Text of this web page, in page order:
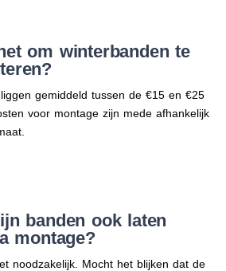
om winterbanden te
gemiddeld tussen de €15 en €25
voor montage zijn mede afhankelijk
banden ook laten
montage?
noodzakelijk. Mocht het blijken dat de